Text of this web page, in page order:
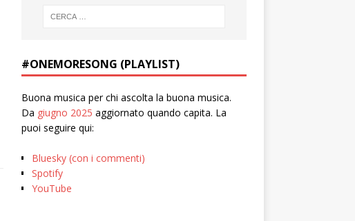
#ONEMORESONG (PLAYLIST)
Buona musica per chi ascolta la buona musica.
Da giugno 2025 aggiornato quando capita. La
puoi seguire qui:
Bluesky (con i commenti)
Spotify
YouTube